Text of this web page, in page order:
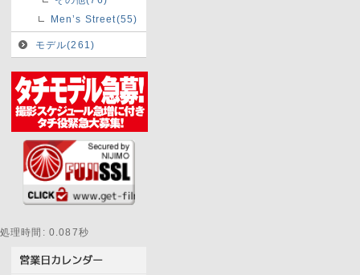
Men’s Street(55)
モデル(261)
処理時間: 0.087秒